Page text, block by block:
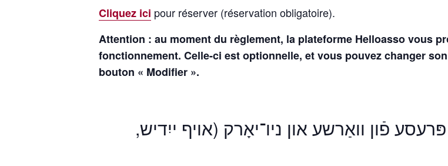
Cliquez ici pour réserver (réservation obligatoire).
Attention : au moment du règlement, la plateforme Helloasso vous
fonctionnement. Celle-ci est optionnelle, et vous pouvez changer
bouton « Modifier ».
פֿון וואַרשע און ניו־יאָרק (אויף ייִדיש,